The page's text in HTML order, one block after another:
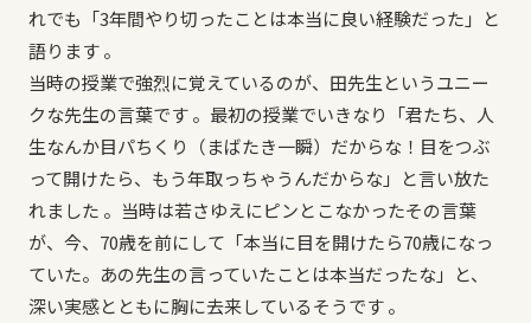
れでも「3年間やり切ったことは本当に良い経験だった」と
語ります 。
当時の授業で強烈に覚えているのが、田先生というユニー
クな先生の言葉です 。最初の授業でいきなり「君たち、人
生なんか目パちくり（まばたき一瞬）だからな！目をつぶ
って開けたら、もう年取っちゃうんだからな」と言い放た
れました 。当時は若さゆえにピンとこなかったその言葉
が、今、70歳を前にして「本当に目を開けたら70歳になっ
ていた。あの先生の言っていたことは本当だったな」と、
深い実感とともに胸に去来しているそうです 。